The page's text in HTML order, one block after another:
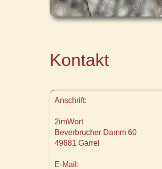
Kontakt
Anschrift:
2imWort
Beverbrucher Damm 60
49681 Garrel
E-Mail: